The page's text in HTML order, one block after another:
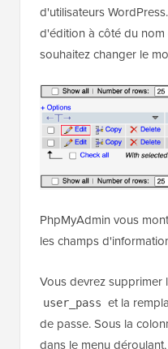
d'utilisateurs
d'édition à côté du
souhaitez changer le
PhpMyAdmin vous
les champs
Vous devrez supprimer
user_pass et la
de passe. Sous la
dans le menu